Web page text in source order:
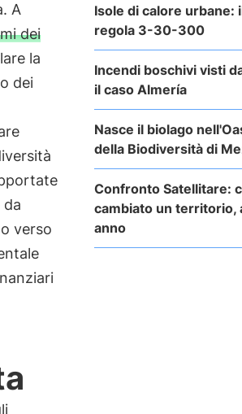
A
dei
la
dei
da
verso
Isole di calore urbane:
regola 3-30-300
Incendi boschivi visti
il caso Almería
Nasce il biolago
della Biodiversità di
Confronto Satellitare:
cambiato un territorio,
anno